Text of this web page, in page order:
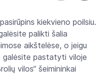
kiekvieno poilsiu.
palikti šalia
aikštelėse, o jeigu
galėsite pastatyti viloje
vilos“ šeimininkai